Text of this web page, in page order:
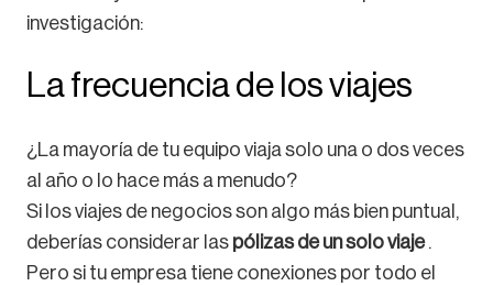
investigación:
La frecuencia de los viajes
¿La mayoría de tu equipo viaja solo una o dos veces
al año o lo hace más a menudo?
Si los viajes de negocios son algo más bien puntual,
deberías considerar las pólizas de un solo viaje.
Pero si tu empresa tiene conexiones por todo el